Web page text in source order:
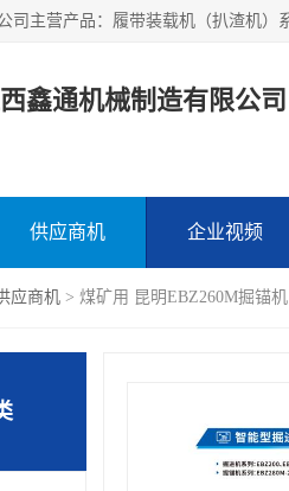
鑫通机械制造有限公司
供应商机 企业视频
应商机 > 煤矿用 昆明EBZ260M掘锚